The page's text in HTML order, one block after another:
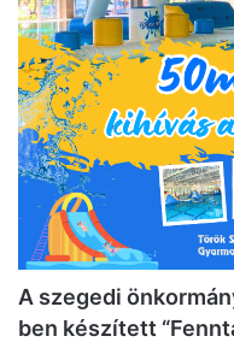
A szegedi
ben készített